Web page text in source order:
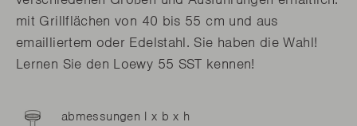
mit Grillflächen von 40 bis 55 cm und aus
emailliertem oder Edelstahl. Sie haben die Wahl!
Lernen Sie den Loewy 55 SST kennen!
abmessungen l x b x h